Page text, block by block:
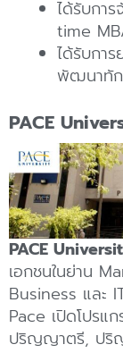
ได้รับกา
time
ได้รับการ
พัฒนาทัก
PACE
PACE
เอกชนในย่าน
Business และ
Pace เปิดโปรแ
ปริญญาตรี, ปริ